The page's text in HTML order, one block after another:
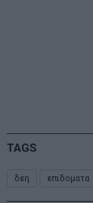
TAGS
δεη επιδοματα